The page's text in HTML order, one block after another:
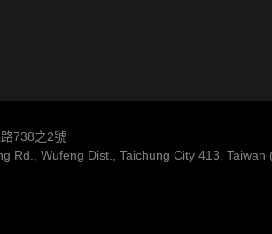
738之2號
Rd., Wufeng Dist., Taichung City 413, Taiwan